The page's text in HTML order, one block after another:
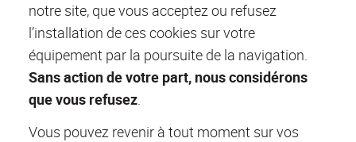
notre site, que vous acceptez ou refusez
l’installation de ces cookies sur votre
équipement par la poursuite de la navigation.
Sans action de votre part, nous considérons
que vous refusez.
Vous pouvez revenir à tout moment sur vos